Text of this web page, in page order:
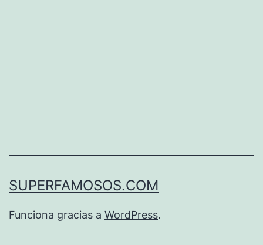
SUPERFAMOSOS.COM
Funciona gracias a WordPress.